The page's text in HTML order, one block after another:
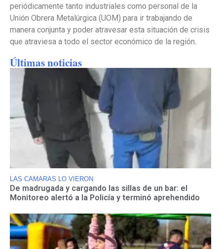
periódicamente tanto industriales como personal de la
Unión Obrera Metalúrgica (UOM) para ir trabajando de
manera conjunta y poder atravesar esta situación de crisis
que atraviesa a todo el sector económico de la región.
Últimas noticias
LAS CAMARAS LO VIERON
De madrugada y cargando las sillas de un bar: el
Monitoreo alertó a la Policía y terminó aprehendido